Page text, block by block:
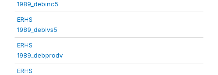
1989_debinc5
ERHS
1989_deblvs5
ERHS
1989_debprodv
ERHS